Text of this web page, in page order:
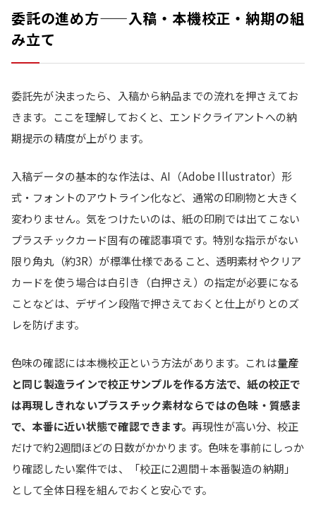
委託の進め方——入稿・本機校正・納期の組
み立て
委託先が決まったら、入稿から納品までの流れを押さえてお
きます。ここを理解しておくと、エンドクライアントへの納
期提示の精度が上がります。
入稿データの基本的な作法は、AI（Adobe Illustrator）形
式・フォントのアウトライン化など、通常の印刷物と大きく
変わりません。気をつけたいのは、紙の印刷では出てこない
プラスチックカード固有の確認事項です。特別な指示がない
限り角丸（約3R）が標準仕様であること、透明素材やクリア
カードを使う場合は白引き（白押さえ）の指定が必要になる
ことなどは、デザイン段階で押さえておくと仕上がりとのズ
レを防げます。
色味の確認には本機校正という方法があります。これは量産
と同じ製造ラインで校正サンプルを作る方法で、紙の校正で
は再現しきれないプラスチック素材ならではの色味・質感ま
で、本番に近い状態で確認できます。再現性が高い分、校正
だけで約2週間ほどの日数がかかります。色味を事前にしっか
り確認したい案件では、「校正に2週間＋本番製造の納期」
として全体日程を組んでおくと安心です。